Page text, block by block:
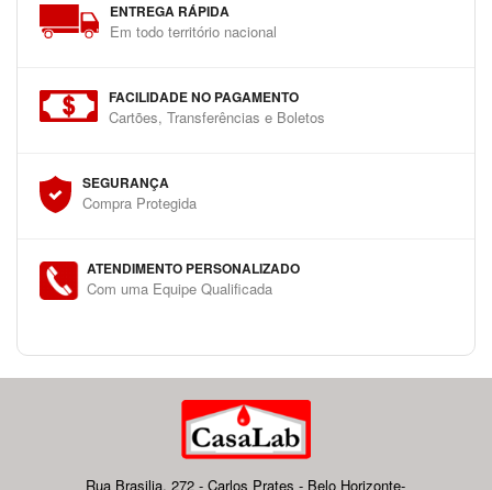
ENTREGA RÁPIDA
Em todo território nacional
FACILIDADE NO PAGAMENTO
Cartões, Transferências e Boletos
SEGURANÇA
Compra Protegida
ATENDIMENTO PERSONALIZADO
Com uma Equipe Qualificada
Rua Brasilia, 272 - Carlos Prates - Belo Horizonte-